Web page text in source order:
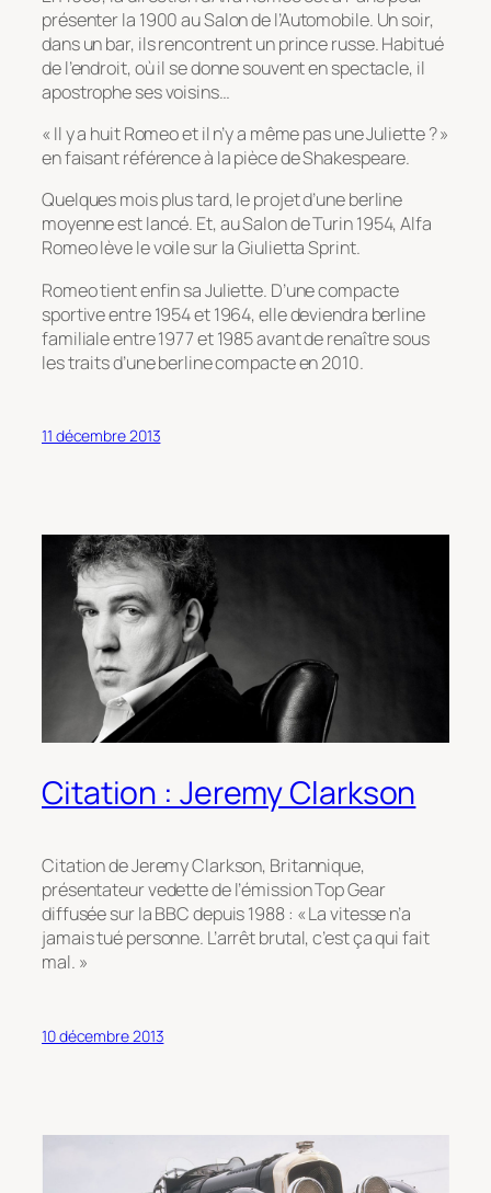
présenter la 1900 au Salon de l’Automobile. Un soir,
dans un bar, ils rencontrent un prince russe. Habitué
de l’endroit, où il se donne souvent en spectacle, il
apostrophe ses voisins…
« Il y a huit Romeo et il n’y a même pas une Juliette ? »
en faisant référence à la pièce de Shakespeare.
Quelques mois plus tard, le projet d’une berline
moyenne est lancé. Et, au Salon de Turin 1954, Alfa
Romeo lève le voile sur la Giulietta Sprint.
Romeo tient enfin sa Juliette. D’une compacte
sportive entre 1954 et 1964, elle deviendra berline
familiale entre 1977 et 1985 avant de renaître sous
les traits d’une berline compacte en 2010.
11 décembre 2013
Citation : Jeremy Clarkson
Citation de Jeremy Clarkson, Britannique,
présentateur vedette de l’émission Top Gear
diffusée sur la BBC depuis 1988 : « La vitesse n’a
jamais tué personne. L’arrêt brutal, c’est ça qui fait
mal. »
10 décembre 2013